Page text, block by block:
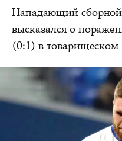
Нападающий
высказался о
(0:1) в товарищеском